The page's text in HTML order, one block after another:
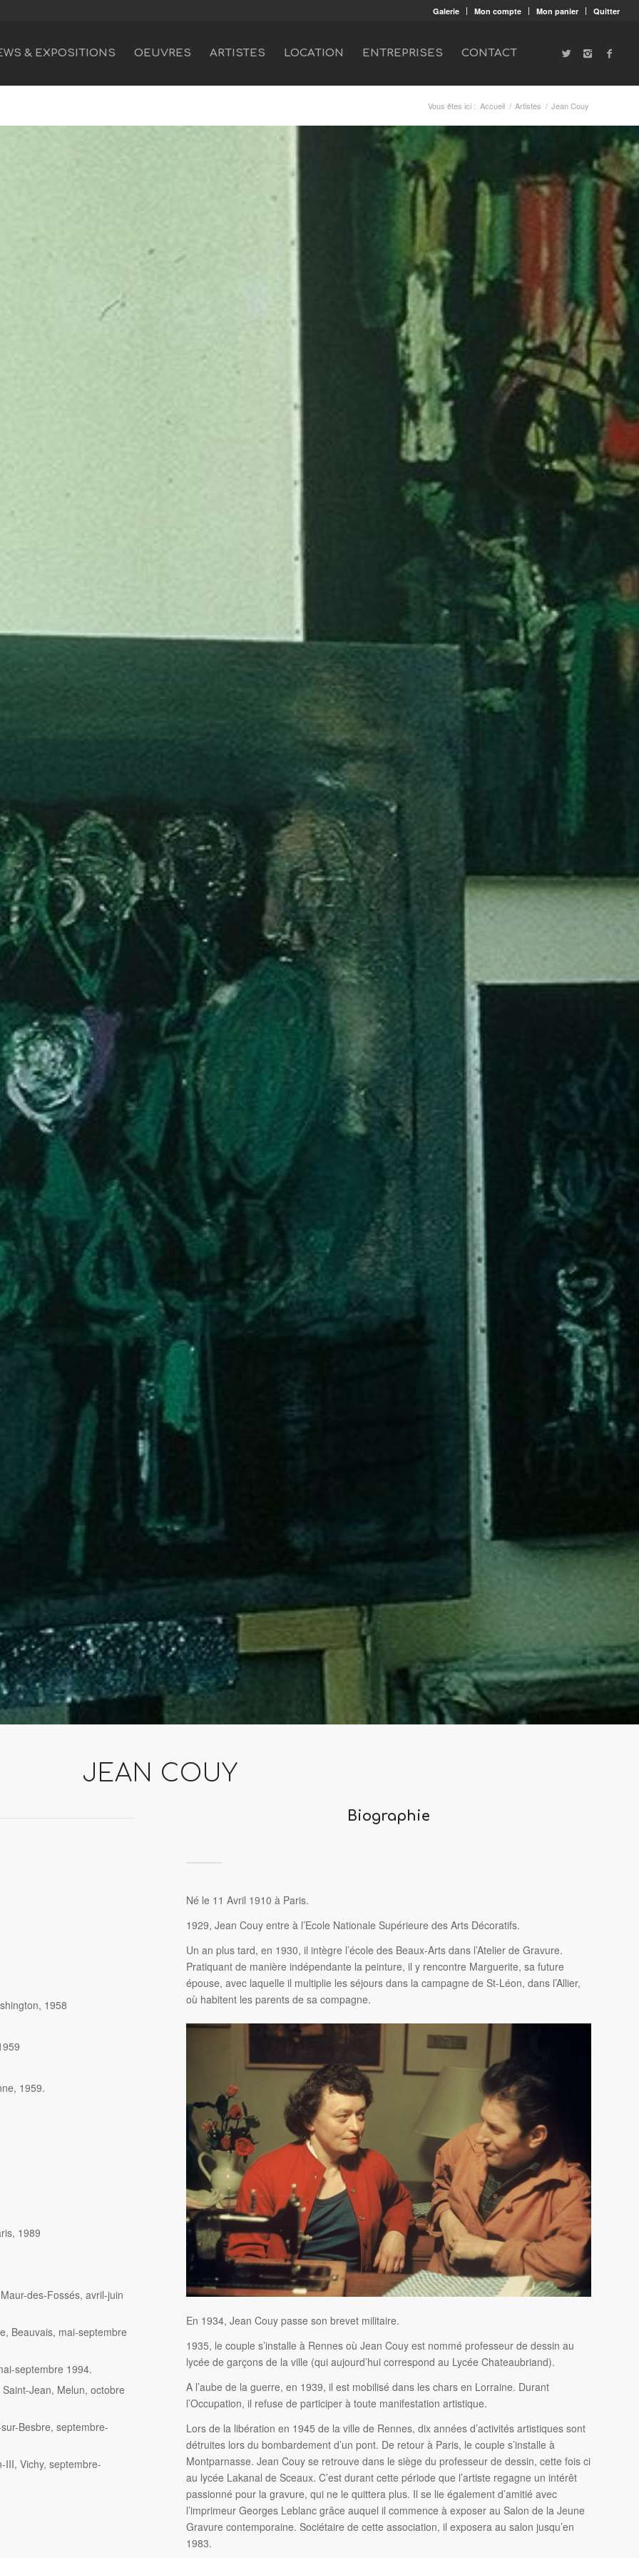
Galerie Mon compte Mon panier Quitter
& EXPOSITIONS OEUVRES ARTISTES LOCATION ENTREPRISES CONTACT
Vous êtes ici : Accueil / Artistes / Jean Couy
JEAN COUY
1958
1959.
1989
des-Fossés, avril-juin
Beauvais, mai-septembre
septembre 1994.
Jean, Melun, octobre
Besbre, septembre-
III, Vichy, septembre-
Biographie
Né le 11 Avril 1910 à Paris.
1929, Jean Couy entre à l’Ecole Nationale Supérieure des Arts Décoratifs.
Un an plus tard, en 1930, il intègre l’école des Beaux-Arts dans l’Atelier de Gravure.
Pratiquant de manière indépendante la peinture, il y rencontre Marguerite, sa future
épouse, avec laquelle il multiplie les séjours dans la campagne de St-Léon, dans l’Allier,
où habitent les parents de sa compagne.
En 1934, Jean Couy passe son brevet militaire.
1935, le couple s’installe à Rennes où Jean Couy est nommé professeur de dessin au
lycée de garçons de la ville (qui aujourd’hui correspond au Lycée Chateaubriand).
A l’aube de la guerre, en 1939, il est mobilisé dans les chars en Lorraine. Durant
l’Occupation, il refuse de participer à toute manifestation artistique.
Lors de la libération en 1945 de la ville de Rennes, dix années d’activités artistiques sont
détruites lors du bombardement d’un pont. De retour à Paris, le couple s’installe à
Montparnasse. Jean Couy se retrouve dans le siège du professeur de dessin, cette fois ci
au lycée Lakanal de Sceaux. C’est durant cette période que l’artiste regagne un intérêt
passionné pour la gravure, qui ne le quittera plus. Il se lie également d’amitié avec
l’imprimeur Georges Leblanc grâce auquel il commence à exposer au Salon de la Jeune
Gravure contemporaine. Sociétaire de cette association, il exposera au salon jusqu’en
1983.